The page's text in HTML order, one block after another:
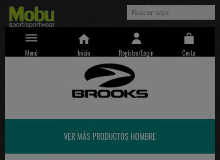
Menú Inicio Registro/Login Cesta
VER MÁS PRODUCTOS HOMBRE